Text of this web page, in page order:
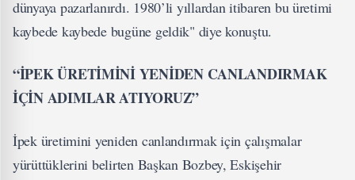
dünyaya pazarlanırdı. 1980’li yıllardan itibaren bu üretimi
kaybede kaybede bugüne geldik" diye konuştu.
“İPEK ÜRETİMİNİ YENİDEN CANLANDIRMAK
İÇİN ADIMLAR ATIYORUZ”
İpek üretimini yeniden canlandırmak için çalışmalar
yürüttüklerini belirten Başkan Bozbey, Eskişehir